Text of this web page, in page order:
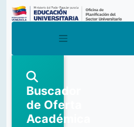
Buscador
de Oferta
Académica